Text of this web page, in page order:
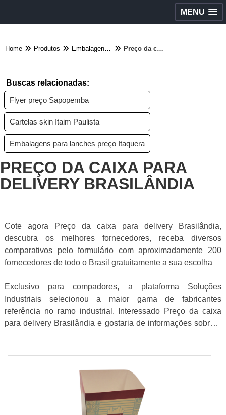
MENU
Home Produtos Embalagens diversas - Categoria Preço da caixa para delivery Brasilândia
Buscas relacionadas:
Flyer preço Sapopemba
Cartelas skin Itaim Paulista
Embalagens para lanches preço Itaquera
PREÇO DA CAIXA PARA
DELIVERY BRASILÂNDIA
Cote agora Preço da caixa para delivery Brasilândia,
descubra os melhores fornecedores, receba diversos
comparativos pelo formulário com aproximadamente 200
fornecedores de todo o Brasil gratuitamente a sua escolha
Exclusivo para compadores, a plataforma Soluções
Industriais selecionou a maior gama de fabricantes
referência no ramo industrial. Interessado Preço da caixa
para delivery Brasilândia e gostaria de informações sobre o